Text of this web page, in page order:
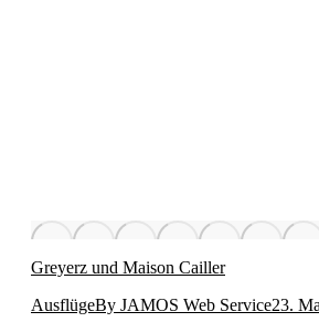
Greyerz und Maison Cailler
AusflügeBy JAMOS Web Service23.